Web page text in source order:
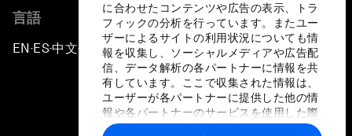
に合わせたコンテンツや広告の表示、トラ
フィックの分析を行っています。またユー
ザーによるサイトの利用状況についても情
報を収集し、ソーシャルメディアや広告配
信、データ解析の各パートナーに情報を共
有しています。ここで収集された情報は、
ユーザーが各パートナーに提供した他の情
報や各パートナーのサービスを使用した際
に収集された情報と組み合わされ、各パー
言語
EN ▪ES▪中文▪ 日本語